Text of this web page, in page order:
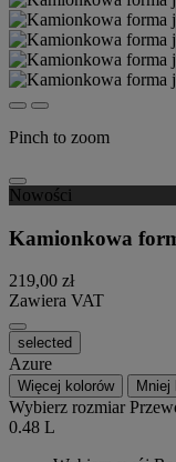
Pinch to zoom
Nowości
Kamionkowa
219,00 zł
Zawiera VAT
selected
Azure
Więcej kolorów Mniej
Wybierz rozmiar
0.48 L